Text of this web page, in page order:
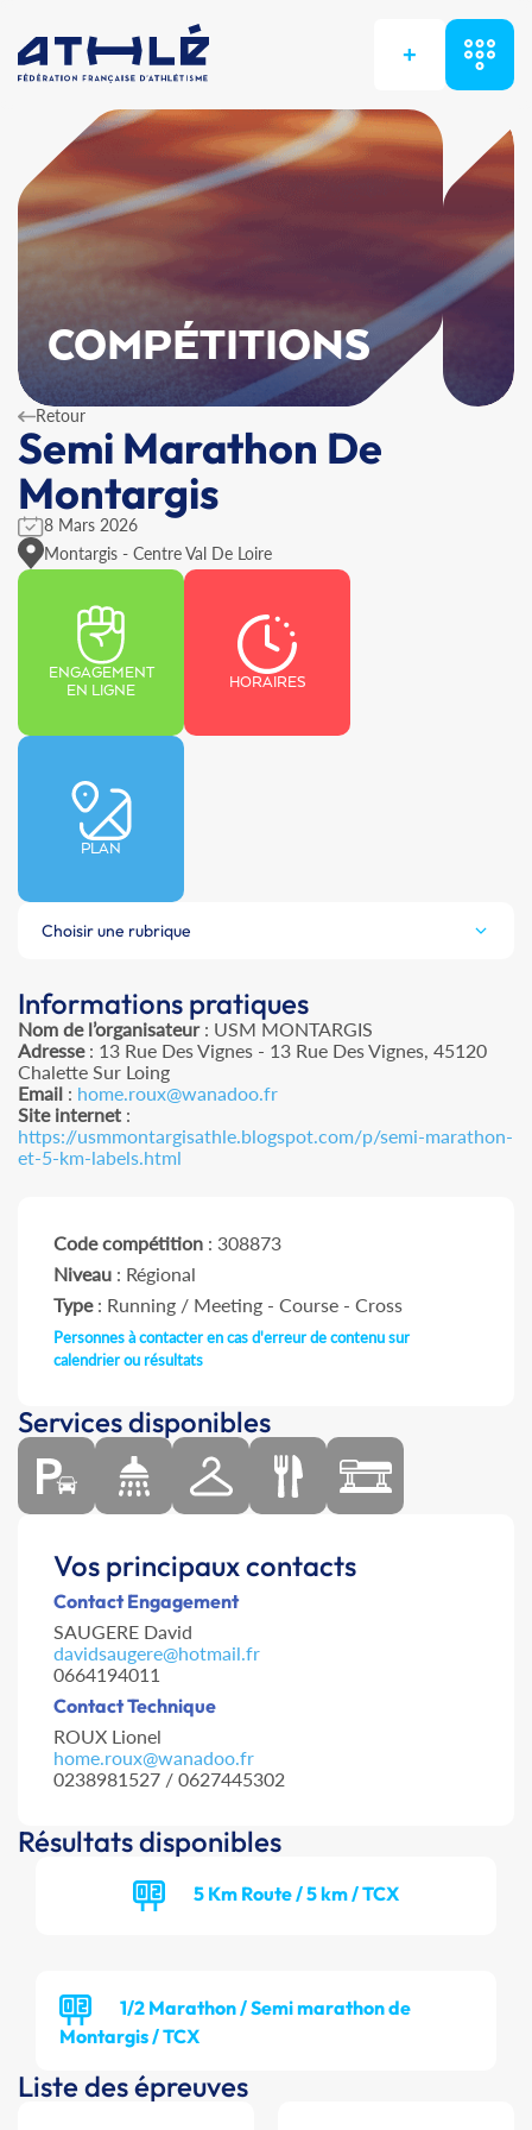
+
COMPÉTITIONS
Retour
Semi Marathon De
Montargis
8 Mars 2026
Montargis - Centre Val De Loire
ENGAGEMENT
EN LIGNE
HORAIRES
PLAN
Choisir une rubrique
Informations pratiques
Nom de l’organisateur: USM MONTARGIS
Adresse: 13 Rue Des Vignes - 13 Rue Des Vignes, 45120
Chalette Sur Loing
Email : home.roux@wanadoo.fr
Site internet :
https://usmmontargisathle.blogspot.com/p/semi-marathon-
et-5-km-labels.html
Code compétition : 308873
Niveau : Régional
Type: Running / Meeting - Course - Cross
Personnes à contacter en cas d'erreur de contenu sur
calendrier ou résultats
Services disponibles
Vos principaux contacts
Contact Engagement
SAUGERE David
davidsaugere@hotmail.fr
0664194011
Contact Technique
ROUX Lionel
home.roux@wanadoo.fr
0238981527 / 0627445302
Résultats disponibles
5 Km Route / 5 km / TCX
1/2 Marathon / Semi marathon de
Montargis / TCX
Liste des épreuves